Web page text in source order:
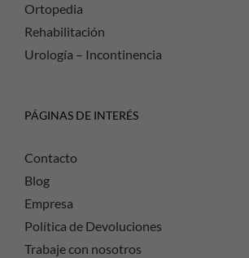
Ortopedia
Rehabilitación
Urología – Incontinencia
PÁGINAS DE INTERÉS
Contacto
Blog
Empresa
Política de Devoluciones
Trabaje con nosotros